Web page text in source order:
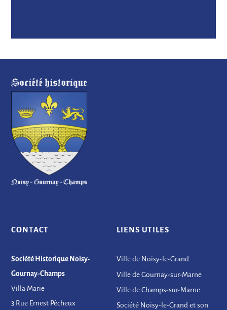
CONTACT
Société Historique Noisy-
Gournay-Champs
Villa Marie
3 Rue Ernest Pêcheux
LIENS UTILES
Ville de Noisy-le-Grand
Ville de Gournay-sur-Marne
Ville de Champs-sur-Marne
Société Noisy-le-Grand et son